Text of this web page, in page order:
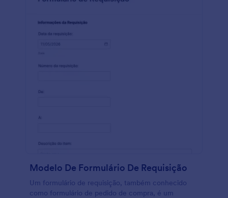
Modelo De Formulário De Requisição
Um formulário de requisição, também conhecido
como formulário de pedido de compra, é um